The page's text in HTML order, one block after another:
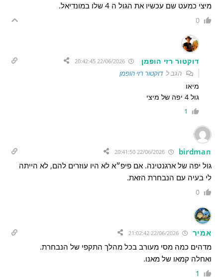
מיצי כמעט שם עכשיו את הגול ה 4 שלו במונדיאל.
0
דוקטור רזי הופמן
הגב לדוקטור רזי הופמן
מיאו
גול 4 יפה של מיצי
1
birdman
22/06/2026 20:41:50
גול יפה של ארגנטינה. אם פיפ״א לא היו עוזרים להם, לא הייתה
לי בעיה עם הנבחרת הזאת.
0
אמיר 22/06/2026 21:02:42
מדהים כמה מסי מעורב בכל מהלך התקפי של הנבחרת.
ואחלה קמאו של מאנו.
1